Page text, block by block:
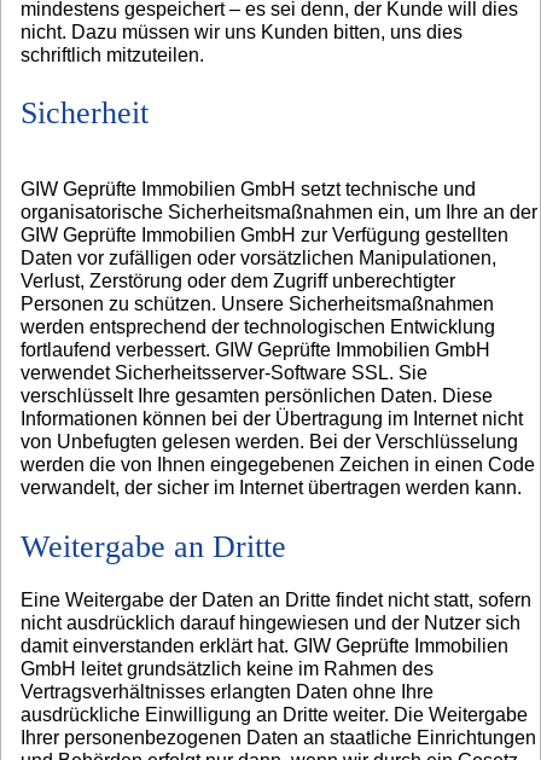
mindestens gespeichert – es sei denn, der Kunde will dies
nicht. Dazu müssen wir uns Kunden bitten, uns dies
schriftlich mitzuteilen.
Sicherheit
GIW Geprüfte Immobilien GmbH setzt technische und
organisatorische Sicherheitsmaßnahmen ein, um Ihre an der
GIW Geprüfte Immobilien GmbH zur Verfügung gestellten
Daten vor zufälligen oder vorsätzlichen Manipulationen,
Verlust, Zerstörung oder dem Zugriff unberechtigter
Personen zu schützen. Unsere Sicherheitsmaßnahmen
werden entsprechend der technologischen Entwicklung
fortlaufend verbessert. GIW Geprüfte Immobilien GmbH
verwendet Sicherheitsserver-Software SSL. Sie
verschlüsselt Ihre gesamten persönlichen Daten. Diese
Informationen können bei der Übertragung im Internet nicht
von Unbefugten gelesen werden. Bei der Verschlüsselung
werden die von Ihnen eingegebenen Zeichen in einen Code
verwandelt, der sicher im Internet übertragen werden kann.
Weitergabe an Dritte
Eine Weitergabe der Daten an Dritte findet nicht statt, sofern
nicht ausdrücklich darauf hingewiesen und der Nutzer sich
damit einverstanden erklärt hat. GIW Geprüfte Immobilien
GmbH leitet grundsätzlich keine im Rahmen des
Vertragsverhältnisses erlangten Daten ohne Ihre
ausdrückliche Einwilligung an Dritte weiter. Die Weitergabe
Ihrer personenbezogenen Daten an staatliche Einrichtungen